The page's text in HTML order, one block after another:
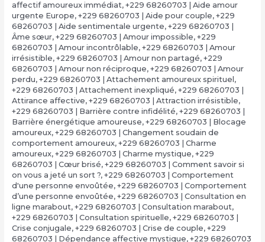
affectif amoureux immédiat, +229 68260703 | Aide amour
urgente Europe, +229 68260703 | Aide pour couple, +229
68260703 | Aide sentimentale urgente, +229 68260703 |
Âme sœur, +229 68260703 | Amour impossible, +229
68260703 | Amour incontrôlable, +229 68260703 | Amour
irrésistible, +229 68260703 | Amour non partagé, +229
68260703 | Amour non réciproque, +229 68260703 | Amour
perdu, +229 68260703 | Attachement amoureux spirituel ,
+229 68260703 | Attachement inexpliqué, +229 68260703 |
Attirance affective, +229 68260703 | Attraction irrésistible,
+229 68260703 | Barrière contre infidélité, +229 68260703 |
Barrière énergétique amoureuse, +229 68260703 | Blocage
amoureux, +229 68260703 | Changement soudain de
comportement amoureux, +229 68260703 | Charme
amoureux, +229 68260703 | Charme mystique, +229
68260703 | Cœur brisé, +229 68260703 | Comment savoir si
on vous a jeté un sort ?, +229 68260703 | Comportement
d'une personne envoûtée, +229 68260703 | Comportement
d’une personne envoûtée, +229 68260703 | Consultation en
ligne marabout, +229 68260703 | Consultation marabout,
+229 68260703 | Consultation spirituelle, +229 68260703 |
Crise conjugale, +229 68260703 | Crise de couple, +229
68260703 | Dépendance affective mystique, +229 68260703